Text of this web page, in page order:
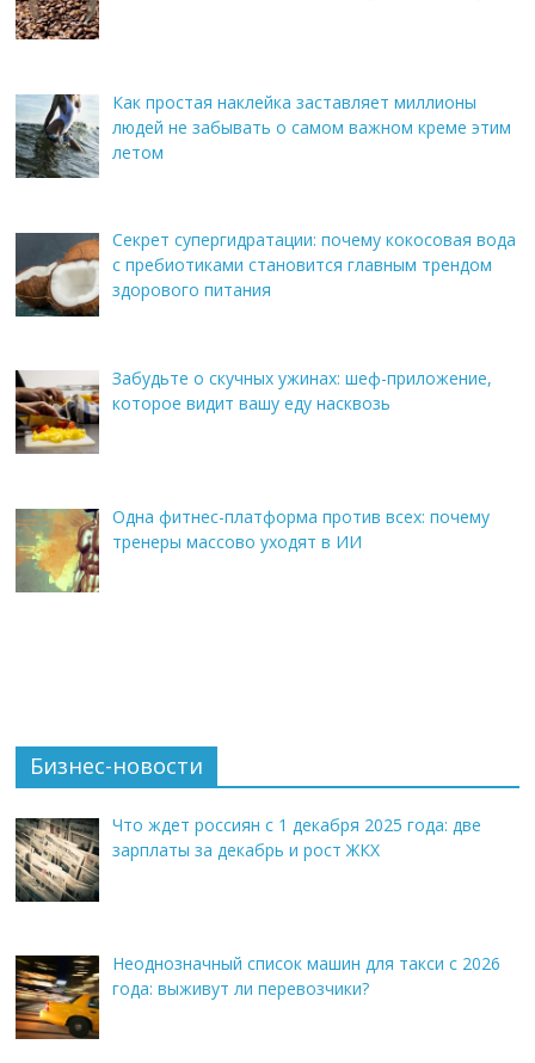
Как простая наклейка заставляет миллионы
людей не забывать о самом важном креме этим
летом
Секрет супергидратации: почему кокосовая вода
с пребиотиками становится главным трендом
здорового питания
Забудьте о скучных ужинах: шеф-приложение,
которое видит вашу еду насквозь
Одна фитнес-платформа против всех: почему
тренеры массово уходят в ИИ
Бизнес-новости
Что ждет россиян с 1 декабря 2025 года: две
зарплаты за декабрь и рост ЖКХ
Неоднозначный список машин для такси с 2026
года: выживут ли перевозчики?